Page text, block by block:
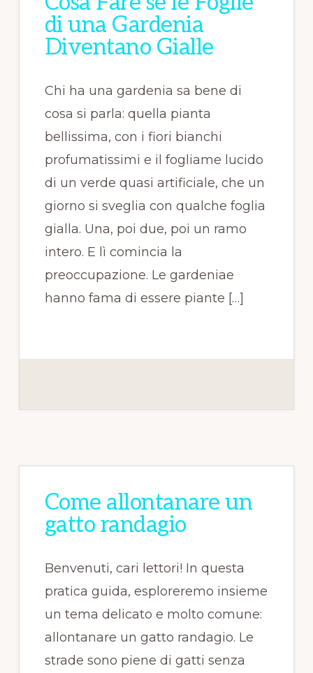
di una Gardenia
Diventano Gialle
Chi ha una gardenia sa bene di
cosa si parla: quella pianta
bellissima, con i fiori bianchi
profumatissimi e il fogliame lucido
di un verde quasi artificiale, che un
giorno si sveglia con qualche foglia
gialla. Una, poi due, poi un ramo
intero. E lì comincia la
preoccupazione. Le gardeniae
hanno fama di essere piante […]
Come allontanare un
gatto randagio
Benvenuti, cari lettori! In questa
pratica guida, esploreremo insieme
un tema delicato e molto comune:
allontanare un gatto randagio. Le
strade sono piene di gatti senza